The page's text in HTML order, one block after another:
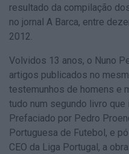
resultado da compilação
no jornal A Barca, entre
2012.
Volvidos 13 anos, o Nuno
artigos publicados no
testemunhos de homens e
tudo num segundo livro que
Prefaciado por Pedro
Portuguesa de Futebol, e
CEO da Liga Portugal, a